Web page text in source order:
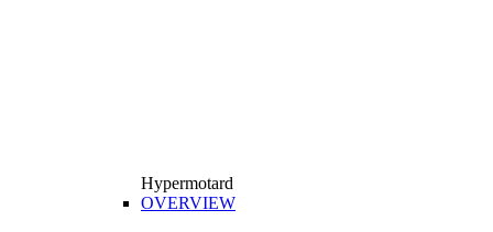
Hypermotard
OVERVIEW